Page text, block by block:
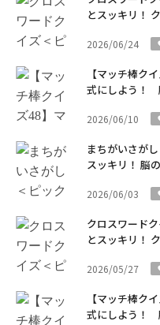
とスッキリ！
2026/06/24
【マッチ棒ク
式にしよう！
2026/06/10
まちがいさが
スッキリ！ 脳
2026/06/03
クロスワード
とスッキリ！
2026/05/27
【マッチ棒ク
式にしよう！